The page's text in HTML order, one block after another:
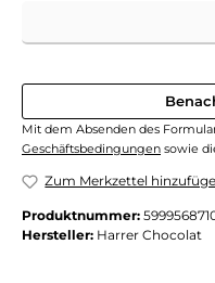
Mit dem Absenden des
Geschäftsbedingungen sowie
Zum Merkzettel
Produktnummer:
Hersteller: Harrer Chocolat